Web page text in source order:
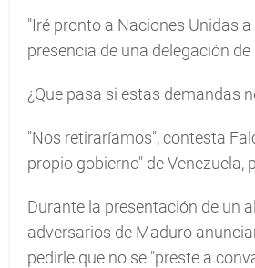
"Iré pronto a Naciones Unidas
presencia de una delegación
¿Que pasa si estas demandas
"Nos retiraríamos", contesta
propio gobierno" de Venezuela,
Durante la presentación de un
adversarios de Maduro
pedirle que no se "preste a